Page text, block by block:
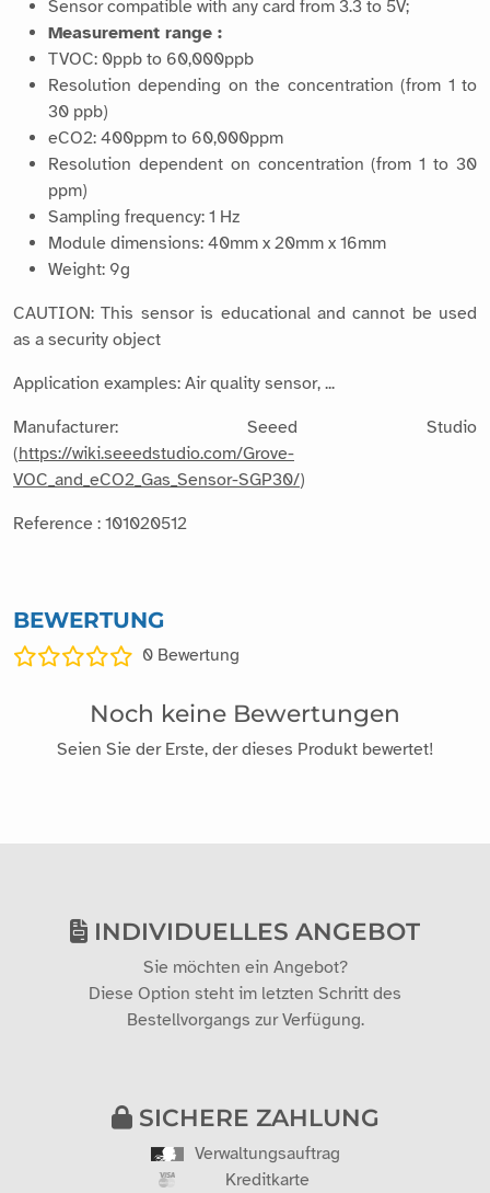
Sensor compatible with any card from 3.3 to 5V;
Measurement range :
TVOC: 0ppb to 60,000ppb
Resolution depending on the concentration (from 1 to
30 ppb)
eCO2: 400ppm to 60,000ppm
Resolution dependent on concentration (from 1 to 30
ppm)
Sampling frequency: 1 Hz
Module dimensions: 40mm x 20mm x 16mm
Weight: 9g
CAUTION: This sensor is educational and cannot be used
as a security object
Application examples: Air quality sensor, ...
Manufacturer: Seeed Studio
(https://wiki.seeedstudio.com/Grove-
VOC_and_eCO2_Gas_Sensor-SGP30/)
Reference : 101020512
BEWERTUNG
0 Bewertung
Noch keine Bewertungen
Seien Sie der Erste, der dieses Produkt bewertet!
INDIVIDUELLES ANGEBOT
Sie möchten ein Angebot?
Diese Option steht im letzten Schritt des
Bestellvorgangs zur Verfügung.
SICHERE ZAHLUNG
Verwaltungsauftrag
Kreditkarte